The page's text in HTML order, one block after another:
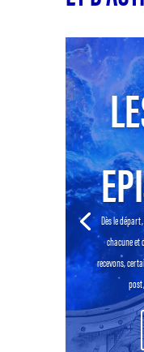
Dès le
chacune et
recevons,